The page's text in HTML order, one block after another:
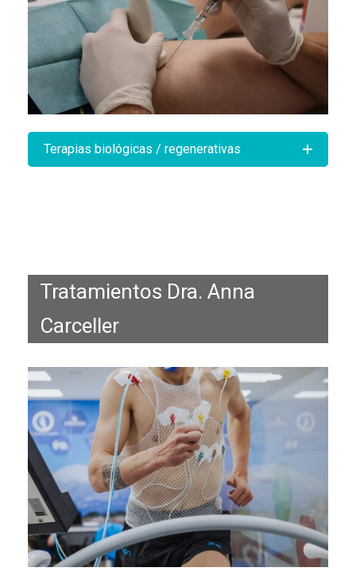
Terapias biológicas / regenerativas
Tratamientos Dra. Anna
Carceller